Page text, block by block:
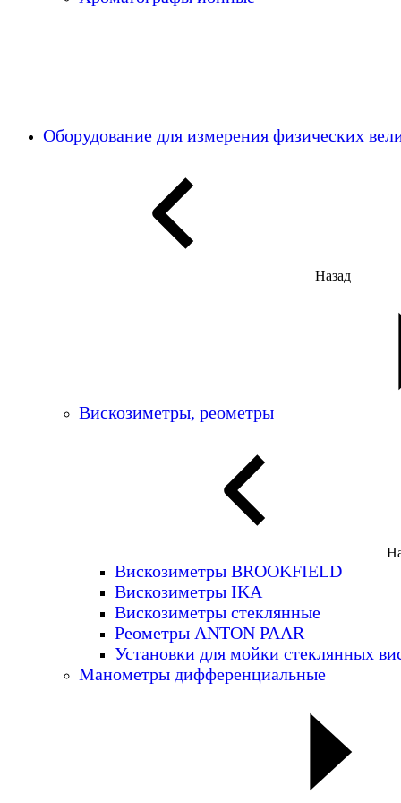
Оборудование для измерения физических
Назад
Вискозиметры, реометры
Вискозиметры BROOKFIELD
Вискозиметры IKA
Вискозиметры стеклянные
Реометры ANTON PAAR
Установки для мойки стеклянных
Манометры дифференциальные